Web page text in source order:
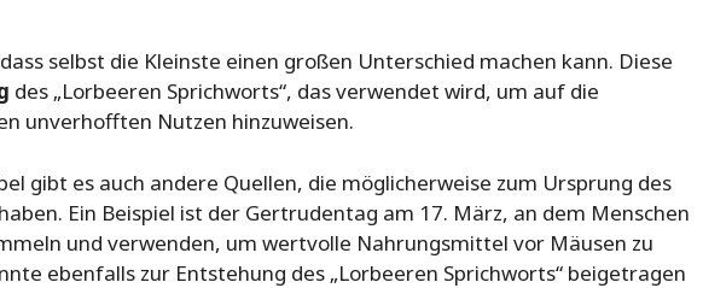
selbst die Kleinste einen großen Unterschied machen kann. Diese
des „Lorbeeren Sprichworts“, das verwendet wird, um auf die
unverhofften Nutzen hinzuweisen.
gibt es auch andere Quellen, die möglicherweise zum Ursprung des
Ein Beispiel ist der Gertrudentag am 17. März, an dem Menschen
und verwenden, um wertvolle Nahrungsmittel vor Mäusen zu
ebenfalls zur Entstehung des „Lorbeeren Sprichworts“ beigetragen